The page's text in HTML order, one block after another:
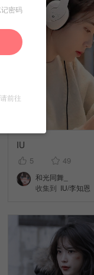
IU
5 49
和光同舞_
收集到 IU/李知恩
密码
前往